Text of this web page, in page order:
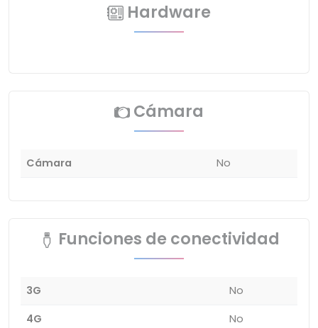
Hardware
Cámara
Cámara No
Funciones de conectividad
3G
No
4G
No